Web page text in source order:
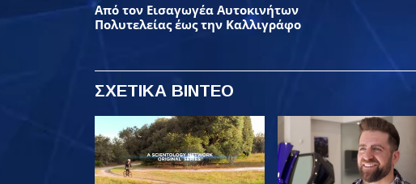
Από τον Εισαγωγέα Αυτοκινήτων
Πολυτελείας έως την Καλλιγράφο
ΣΧΕΤΙΚΑ ΒΙΝΤΕΟ